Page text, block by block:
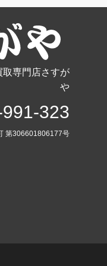
専門店さすが
や
323
第306601806177号